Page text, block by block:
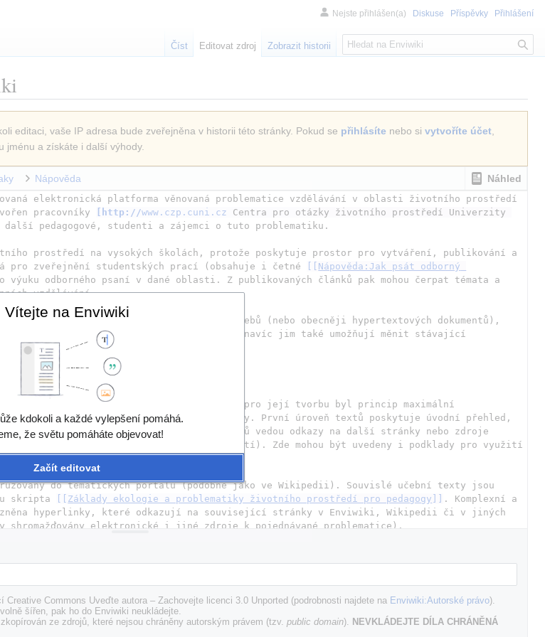
editaci, vaše IP adresa bude zveřejněna v historii této stránky. Pokud se přihlásíte nebo si vytvoříte účet,
jménu a získáte i další výhody.
Náhled
Nápověda
elektronická platforma věnovaná problematice vzdělávání v oblasti životního prostředí
pracovníky
http://www.czp.cuni.cz
Centra pro otázky životního prostředí Univerzity
prostředí na vysokých školách, protože poskytuje prostor pro vytváření, publikování a
pro zveřejnění studentských prací (obsahuje i četné
Nápověda:Jak psát odborný
odborného psaní v dané oblasti. Z publikovaných článků pak mohou čerpat témata a
informace učitelé a studenti na nižších stupních vzdělávání.
je to wiki? |filozofii wiki
- označení webů (nebo obecněji hypertextových dokumentů),
jako v internetových diskusích, ale navíc jim také umožňují měnit stávající
Wikipedii</ref > .
environmentální problematiky; základem pro její tvorbu byl princip maximální
jako zdroj informací i pro poučené laiky. První úroveň textů poskytuje úvodní přehled,
oblastech. Z těchto základních textů vedou odkazy na další stránky nebo zdroje
statistických dat pro praktické využití). Zde mohou být uvedeny i podklady pro využití
ve výuce: konkrétní příklady a případové studie, metodické a teoretické texty atd.
do tematických portálů (podobně jako ve Wikipedii). Souvislé učební texty jsou
skripta
Základy ekologie a problematiky životního prostředí pro pedagogy
. Komplexní a
hyperlinky, které odkazují na související stránky v Enviwiki, Wikipedii či v jiných
s celkovou koncepcí a je třeba dodržovat
Wikipedie< ref> Dokonce i samotný zakladatel Wikipedie Jimmy Walles založil, po diskusi
Commons Uveďte autora – Zachovejte licenci 3.0 Unported (podrobnosti najdete na Enviwiki:Autorské právo).
šířen, pak ho do Enviwiki neukládejte.
ze zdrojů, které nejsou chráněny autorským právem (tzv. public domain). NEVKLÁDEJTE DÍLA CHRÁNĚNÁ
Nejste přihlášen(a) Diskuse Příspěvky Přihlášení
Číst Editovat zdroj Zobrazit historii
H
l
á
í
Vítejte na Enviwiki
kdokoli a každé vylepšení pomáhá.
že světu pomáháte objevovat!
Začít editovat